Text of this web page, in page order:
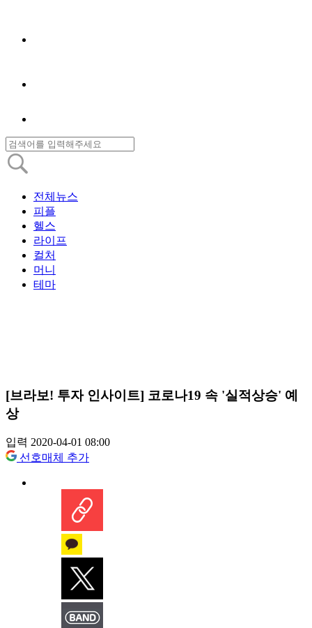
전체뉴스
피플
헬스
라이프
컬처
머니
테마
[브라보! 투자 인사이트] 코로나19 속 '실적상승' 예
상
입력 2020-04-01 08:00
선호매체 추가